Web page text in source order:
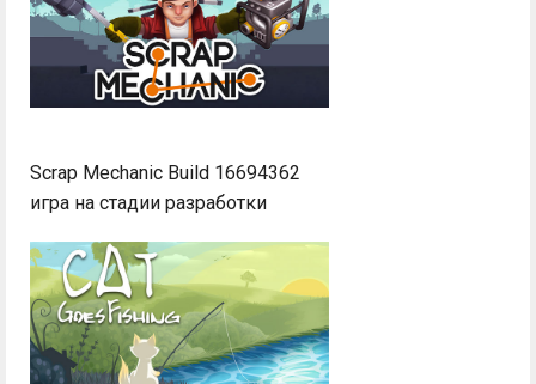
Scrap Mechanic Build 16694362
игра на стадии разработки